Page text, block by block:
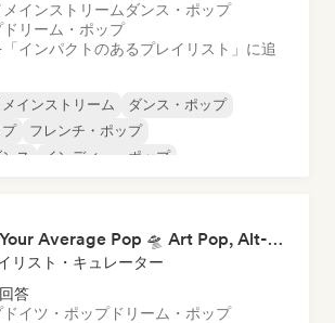
インストリーム ダンス・ポップ
ドリーム・ポップ
インパクトのあるプレイリスト」に追
インストリーム
ダンス・ポップ
フレンチ・ポップ
ス
インディー・ポップ
Not Your Average Pop 🛸 Art Pop, Alt-Pop & Indie Pop
リスト・キュレーター
答
ドイツ・ポップドリーム・ポップ